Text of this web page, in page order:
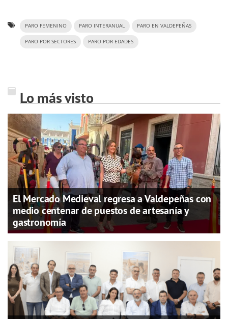
PARO FEMENINO PARO INTERANUAL PARO EN VALDEPEÑAS
PARO POR SECTORES PARO POR EDADES
Lo más visto
El Mercado Medieval regresa a Valdepeñas con
medio centenar de puestos de artesanía y
gastronomía